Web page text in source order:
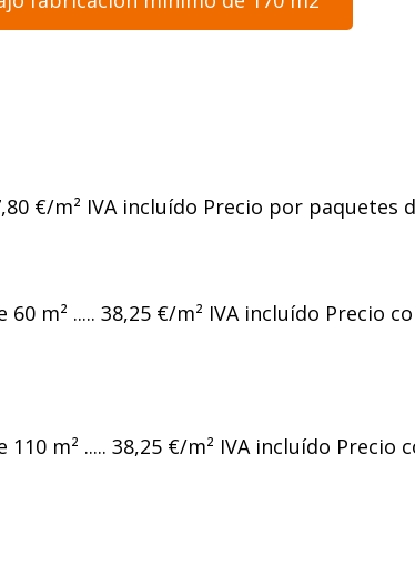
€/m² IVA incluído Precio por
m² ..... 38,25 €/m² IVA incluído Precio
m² ..... 38,25 €/m² IVA incluído